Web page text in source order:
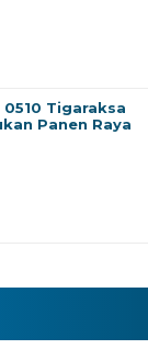
Tigaraksa
Panen Raya